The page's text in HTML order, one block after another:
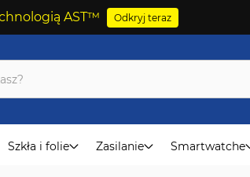
AST™ Odkryj teraz
Szkła i folie Zasilanie Smartwatche